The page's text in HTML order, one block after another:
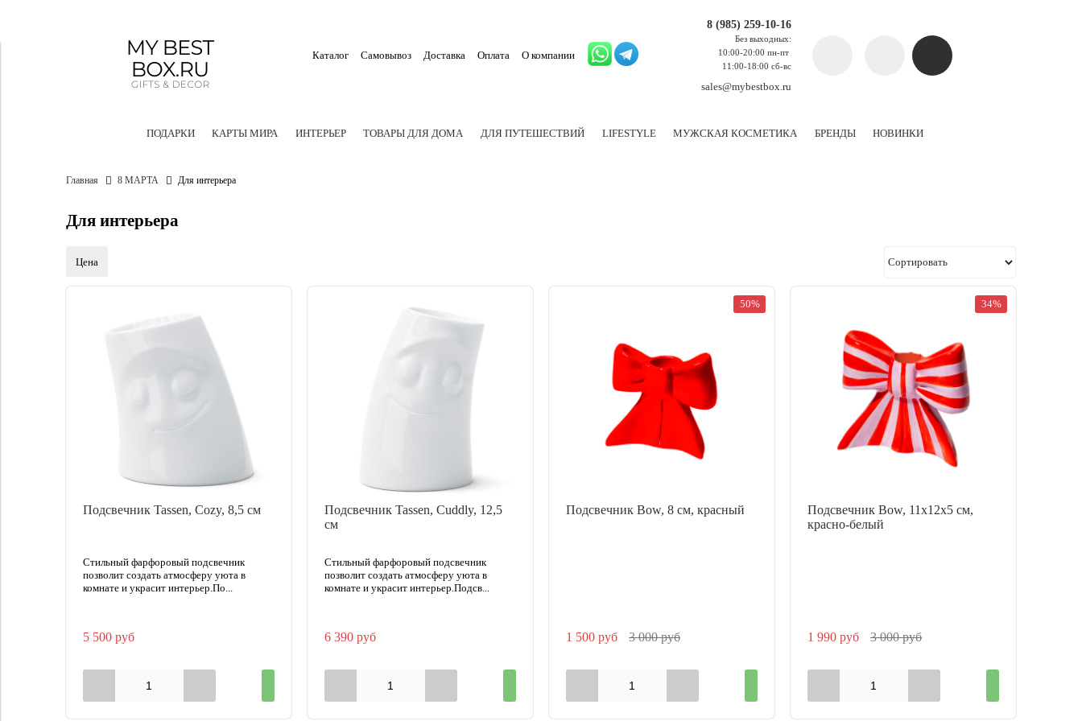
Каталог Самовывоз Доставка Оплата О компании
8 (985) 259-10-16
Без выходных:
10:00-20:00 пн-пт
11:00-18:00 сб-вс
sales@mybestbox.ru
ПОДАРКИ КАРТЫ МИРА ИНТЕРЬЕР ТОВАРЫ ДЛЯ ДОМА ДЛЯ ПУТЕШЕСТВИЙ LIFESTYLE МУЖСКАЯ КОСМЕТИКА БРЕНДЫ НОВИНКИ
Главная 8 МАРТА Для интерьера
Для интерьера
Цена
Подсвечник Tassen, Cozy, 8,5 см
Стильный фарфоровый подсвечник
позволит создать атмосферу уюта в
комнате и украсит интерьер.По...
5 500 руб
Подсвечник Tassen, Cuddly, 12,5
см
Стильный фарфоровый подсвечник
позволит создать атмосферу уюта в
комнате и украсит интерьер.Подсв...
6 390 руб
50%
Подсвечник Bow, 8 см, красный
1 500 руб 3 000 руб
34%
Подсвечник Bow, 11х12х5 см,
красно-белый
1 990 руб 3 000 руб